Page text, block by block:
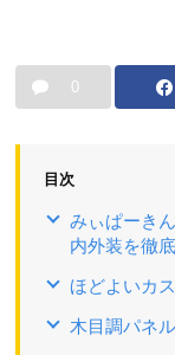
0
目次
みぃぱーき
内外装を徹
ほどよいカ
木目調パネ